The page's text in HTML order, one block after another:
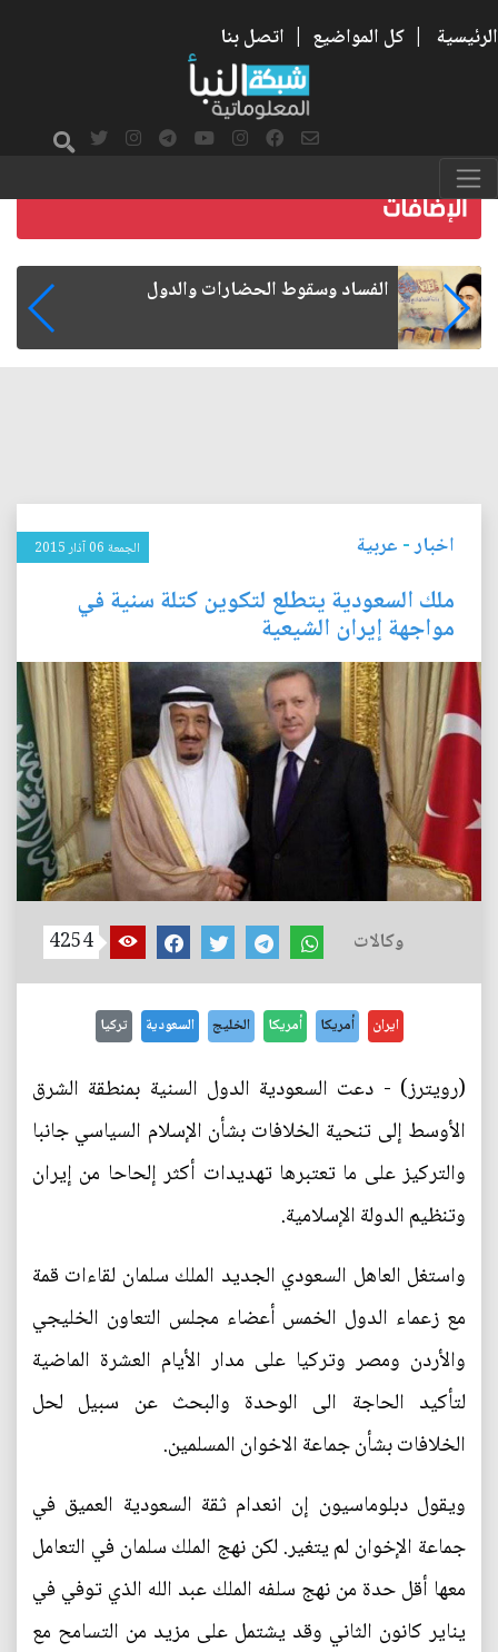
الرئيسية | كل المواضيع | اتصل بنا
رواتب الموظفين على صفيح ساخن
اخبار- عربية الجمعة 06 آذار 2015
ملك السعودية يتطلع لتكوين كتلة سنية في
مواجهة إيران الشيعية
وكالات 4254
ايران أمريكا أمريكا الخليج السعودية تركيا
(رويترز) - دعت السعودية الدول السنية بمنطقة الشرق
الأوسط إلى تنحية الخلافات بشأن الإسلام السياسي جانبا
والتركيز على ما تعتبرها تهديدات أكثر إلحاحا من إيران
وتنظيم الدولة الإسلامية.
واستغل العاهل السعودي الجديد الملك سلمان لقاءات قمة
مع زعماء الدول الخمس أعضاء مجلس التعاون الخليجي
والأردن ومصر وتركيا على مدار الأيام العشرة الماضية
لتأكيد الحاجة الى الوحدة والبحث عن سبيل لحل
الخلافات بشأن جماعة الاخوان المسلمين.
ويقول دبلوماسيون إن انعدام ثقة السعودية العميق في
جماعة الإخوان لم يتغير. لكن نهج الملك سلمان في التعامل
معها أقل حدة من نهج سلفه الملك عبد الله الذي توفي في
يناير كانون الثاني وقد يشتمل على مزيد من التسامح مع